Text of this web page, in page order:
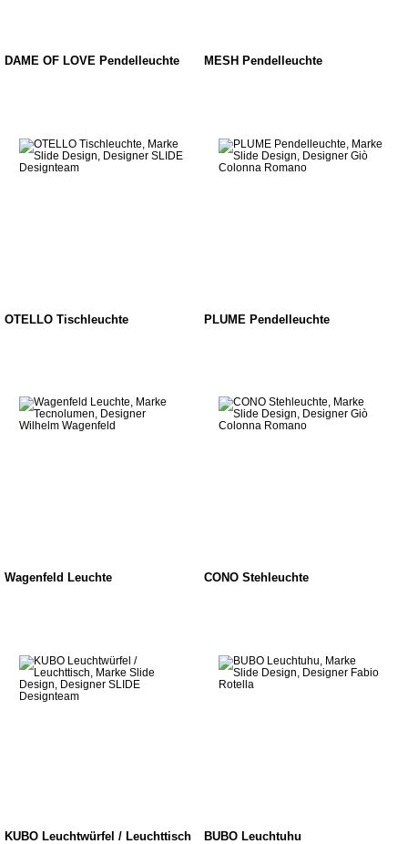
DAME OF LOVE Pendelleuchte MESH Pendelleuchte
OTELLO Tischleuchte PLUME Pendelleuchte
Wagenfeld Leuchte CONO Stehleuchte
KUBO Leuchtwürfel / Leuchttisch BUBO Leuchtuhu